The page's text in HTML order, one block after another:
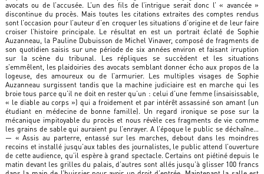
avocats ou de l’accusée. L’un des fils de l’intrigue serait donc l’ « avancée »
discontinue du procès. Mais toutes les citations extraites des comptes rendus
sont l’occasion pour l’auteur d’en croquer les situations d’origine et de leur faire
croiser l’histoire principale. Le résultat en est un portrait éclaté de Sophie
Auzanneau, la Pauline Dubuisson de Michel Vinaver, composé de fragments de
son quotidien saisis sur une période de six années environ et faisant irruption
sur la scène du tribunal. Les répliques se succèdent et les situations
s’emmêlent, les plaidoiries des avocats semblant donner écho aux propos de la
logeuse, des amoureux ou de l’armurier. Les multiples visages de Sophie
Auzanneau surgissent tandis que la machine judiciaire est en marche qui les
broie tous parce qu’il ne doit en rester qu’un : celui d’une femme (insaisissable,
« le diable au corps ») qui a froidement et par intérêt assassiné son amant (un
étudiant en médecine de bonne famille). Un regard ironique se pose sur la
mécanique impitoyable du procès et nous révèle ces fragments de vie comme
les grains de sable qui auraient pu l’enrayer. A l’époque le public se déchaîne…
— « Assis au parterre, entassé sur les marches, debout dans les moindres
recoins et installé jusqu’aux tables des journalistes, le public attend l’ouverture
de cette audience, qu’il espère à grand spectacle. Certains ont piétiné depuis le
matin devant les grilles du palais, d’autres sont allés jusqu’à glisser 100 francs